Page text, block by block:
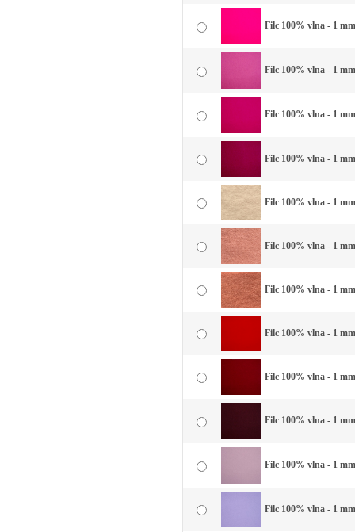
Filc 100% vlna - 1
Filc 100% vlna - 1
Filc 100% vlna - 1
Filc 100% vlna - 1
Filc 100% vlna - 1
Filc 100% vlna - 1
Filc 100% vlna - 1
Filc 100% vlna - 1
Filc 100% vlna - 1
Filc 100% vlna - 1
Filc 100% vlna - 1
Filc 100% vlna - 1